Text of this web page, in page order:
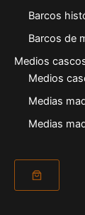
Barcos
Barcos de
Medios
Medios
Medias
Medias